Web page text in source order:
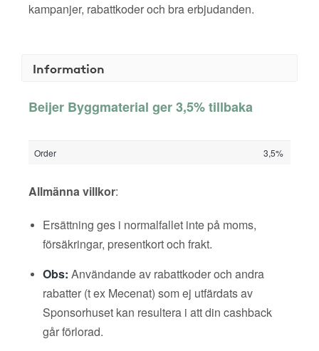
kampanjer, rabattkoder och bra erbjudanden.
Information
Beijer Byggmaterial ger 3,5% tillbaka
Order 3,5%
Allmänna villkor:
Ersättning ges i normalfallet inte på moms,
försäkringar, presentkort och frakt.
Obs: Användande av rabattkoder och andra
rabatter (t ex Mecenat) som ej utfärdats av
Sponsorhuset kan resultera i att din cashback
går förlorad.